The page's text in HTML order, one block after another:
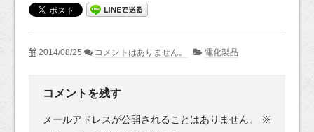
2014/08/25 コメントはありません。 電化製品
コメントを残す
メールアドレスが公開されることはありません。
※